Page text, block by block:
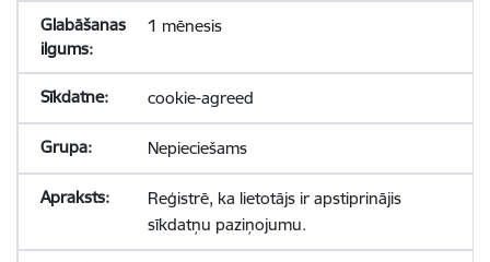
1 mēnesis
cookie-agreed
Nepieciešams
Reģistrē, ka lietotājs ir apstiprinājis
sīkdatņu paziņojumu.